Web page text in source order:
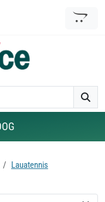
Lauatennis